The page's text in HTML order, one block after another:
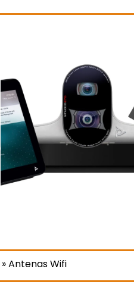
»Antenas Wifi